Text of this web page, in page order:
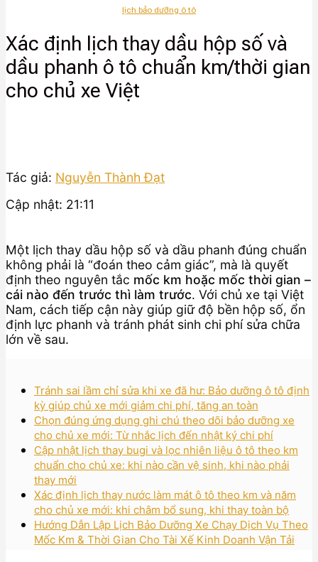
lịch bảo dưỡng ô tô
Xác định lịch thay dầu hộp số và
dầu phanh ô tô chuẩn km/thời gian
cho chủ xe Việt
Tác giả: Nguyễn Thành Đạt
Cập nhật: 21:11
Một lịch thay dầu hộp số và dầu phanh đúng chuẩn
không phải là “đoán theo cảm giác”, mà là quyết
định theo nguyên tắc mốc km hoặc mốc thời gian –
cái nào đến trước thì làm trước. Với chủ xe tại Việt
Nam, cách tiếp cận này giúp giữ độ bền hộp số, ổn
định lực phanh và tránh phát sinh chi phí sửa chữa
lớn về sau.
Tránh sai lầm chỉ sửa khi xe đã hư: Bảo dưỡng ô tô định
kỳ giúp chủ xe mới giảm chi phí, tăng an toàn
Chọn đúng ứng dụng ghi chú theo dõi bảo dưỡng xe
cho chủ xe mới: Từ nhắc lịch đến nhật ký chi phí
Cập nhật lịch thay bugi và lọc nhiên liệu ô tô theo km
chuẩn cho chủ xe: khi nào cần vệ sinh, khi nào phải
thay mới
Xác định lịch thay nước làm mát ô tô theo km và năm
cho chủ xe mới: khi châm bổ sung, khi thay toàn bộ
Hướng Dẫn Lập Lịch Bảo Dưỡng Xe Chạy Dịch Vụ Theo
Mốc Km & Thời Gian Cho Tài Xế Kinh Doanh Vận Tải